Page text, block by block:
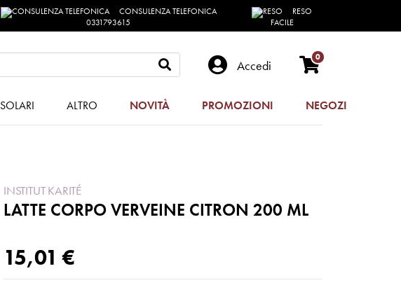
CONSULENZA TELEFONICA
0331793615
RESO
FACILE
Accedi
0
SOLARI ALTRO NOVITÀ PROMOZIONI NEGOZI
INSTITUT KARITÉ
LATTE CORPO VERVEINE CITRON 200 ML
15,01 €